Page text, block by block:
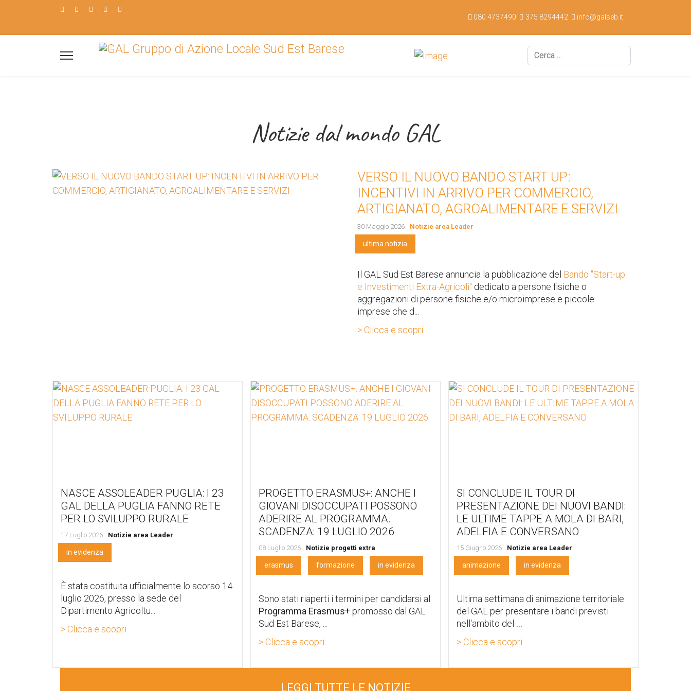
080 4737490 375 8294442 info@galseb.it
Cerca
Scopri i nostri bandi per start up ed imprese
Notizie dal mondo GAL
VERSO IL NUOVO BANDO START UP:
INCENTIVI IN ARRIVO PER COMMERCIO,
ARTIGIANATO, AGROALIMENTARE E SERVIZI
30 Maggio 2026 Notizie area Leader
ultima notizia
Il GAL Sud Est Barese annuncia la pubblicazione del Bando "Start-up
e Investimenti Extra-Agricoli" dedicato a persone fisiche o
aggregazioni di persone fisiche e/o microimprese e piccole
imprese che d...
> Clicca e scopri
NASCE ASSOLEADER PUGLIA: I 23
GAL DELLA PUGLIA FANNO RETE
PER LO SVILUPPO RURALE
17 Luglio 2026 Notizie area Leader
in evidenza
È stata costituita ufficialmente lo scorso 14
luglio 2026, presso la sede del
Dipartimento Agricoltu...
> Clicca e scopri
PROGETTO ERASMUS+: ANCHE I
GIOVANI DISOCCUPATI POSSONO
ADERIRE AL PROGRAMMA.
SCADENZA: 19 LUGLIO 2026
08 Luglio 2026 Notizie progetti extra
erasmus formazione in evidenza
Sono stati riaperti i termini per candidarsi al
Programma Erasmus+ promosso dal GAL
Sud Est Barese, ...
> Clicca e scopri
SI CONCLUDE IL TOUR DI
PRESENTAZIONE DEI NUOVI BANDI:
LE ULTIME TAPPE A MOLA DI BARI,
ADELFIA E CONVERSANO
15 Giugno 2026 Notizie area Leader
animazione in evidenza
Ultima settimana di animazione territoriale
del GAL per presentare i bandi previsti
nell'ambito del ...
> Clicca e scopri
LEGGI TUTTE LE NOTIZIE